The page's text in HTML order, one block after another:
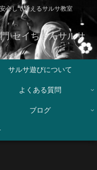
心して通えるサルサ教室
セイちゃんサルサ
サルサ遊びについて
よくある質問
ブログ